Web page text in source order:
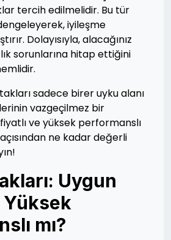
tercih edilmelidir. Bu tür
iyileşme
Dolayısıyla, alacağınız
sorunlarına hitap ettiğini
sadece birer uyku alanı
vazgeçilmez bir
ve yüksek performanslı
ne kadar değerli
Uygun
Yüksek
mı?